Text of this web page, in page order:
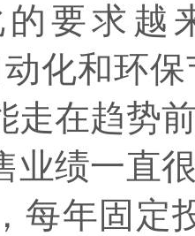
要求越
化和环
走在趋势
业绩一直
每年固定